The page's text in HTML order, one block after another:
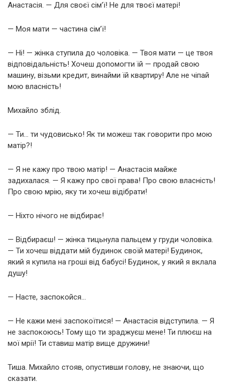
Анастасія. — Для своєї сім’ї! Не для твоєї матері!
— Моя мати — частина сім’ї!
— Ні! — жінка ступила до чоловіка. — Твоя мати — це твоя
відповідальність! Хочеш допомогти їй — продай свою
машину, візьми кредит, винайми їй квартиру! Але не чіпай
мою власність!
Михайло зблід.
— Ти… ти чудовисько! Як ти можеш так говорити про мою
матір?!
— Я не кажу про твою матір! — Анастасія майже
задихалася. — Я кажу про свої права! Про свою власність!
Про свою мрію, яку ти хочеш відібрати!
— Ніхто нічого не відбирає!
— Відбираєш! — жінка тицьнула пальцем у груди чоловіка.
— Ти хочеш віддати мій будинок своїй матері! Будинок,
який я купила на гроші від бабусі! Будинок, у який я вклала
душу!
— Насте, заспокойся…
— Не кажи мені заспокоїтися! — Анастасія відступила. — Я
не заспокоюсь! Тому що ти зраджуєш мене! Ти плюєш на
мої мрії! Ти ставиш матір вище дружини!
Тиша. Михайло стояв, опустивши голову, не знаючи, що
сказати.